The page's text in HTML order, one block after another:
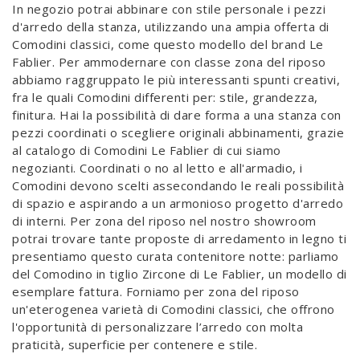
In negozio potrai abbinare con stile personale i pezzi
d'arredo della stanza, utilizzando una ampia offerta di
Comodini classici, come questo modello del brand Le
Fablier. Per ammodernare con classe zona del riposo
abbiamo raggruppato le più interessanti spunti creativi,
fra le quali Comodini differenti per: stile, grandezza,
finitura. Hai la possibilità di dare forma a una stanza con
pezzi coordinati o scegliere originali abbinamenti, grazie
al catalogo di Comodini Le Fablier di cui siamo
negozianti. Coordinati o no al letto e all'armadio, i
Comodini devono scelti assecondando le reali possibilità
di spazio e aspirando a un armonioso progetto d'arredo
di interni. Per zona del riposo nel nostro showroom
potrai trovare tante proposte di arredamento in legno ti
presentiamo questo curata contenitore notte: parliamo
del Comodino in tiglio Zircone di Le Fablier, un modello di
esemplare fattura. Forniamo per zona del riposo
un'eterogenea varietà di Comodini classici, che offrono
l'opportunità di personalizzare l’arredo con molta
praticità, superficie per contenere e stile.